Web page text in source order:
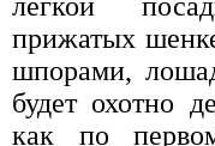
прижатых
шпорами,
будет охотно
как по